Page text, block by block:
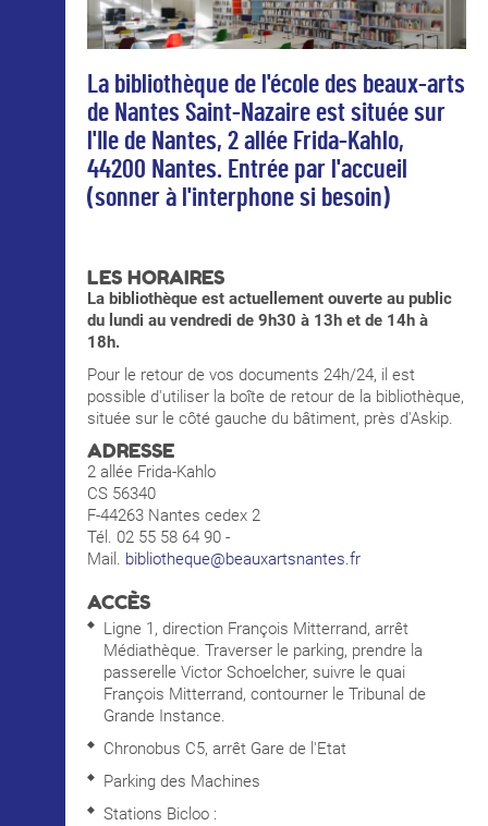
La bibliothèque de l'école des beaux-arts
de Nantes Saint-Nazaire est située sur
l'Ile de Nantes, 2 allée Frida-Kahlo,
44200 Nantes. Entrée par l'accueil
(sonner à l'interphone si besoin)
LES HORAIRES
La bibliothèque est actuellement ouverte au public
du lundi au vendredi de 9h30 à 13h et de 14h à
18h.
Pour le retour de vos documents 24h/24, il est
possible d'utiliser la boîte de retour de la bibliothèque,
située sur le côté gauche du bâtiment, près d'Askip.
ADRESSE
2 allée Frida-Kahlo
CS 56340
F-44263 Nantes cedex 2
Tél. 02 55 58 64 90 -
Mail. bibliotheque@beauxartsnantes.fr
ACCÈS
Ligne 1, direction François Mitterrand, arrêt
Médiathèque. Traverser le parking, prendre la
passerelle Victor Schoelcher, suivre le quai
François Mitterrand, contourner le Tribunal de
Grande Instance.
Chronobus C5, arrêt Gare de l'Etat
Parking des Machines
Stations Bicloo :